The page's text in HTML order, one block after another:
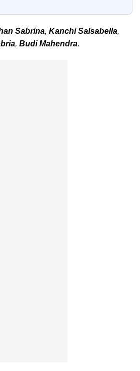
Sabrina, Kanchi Salsabella,
, Budi Mahendra.